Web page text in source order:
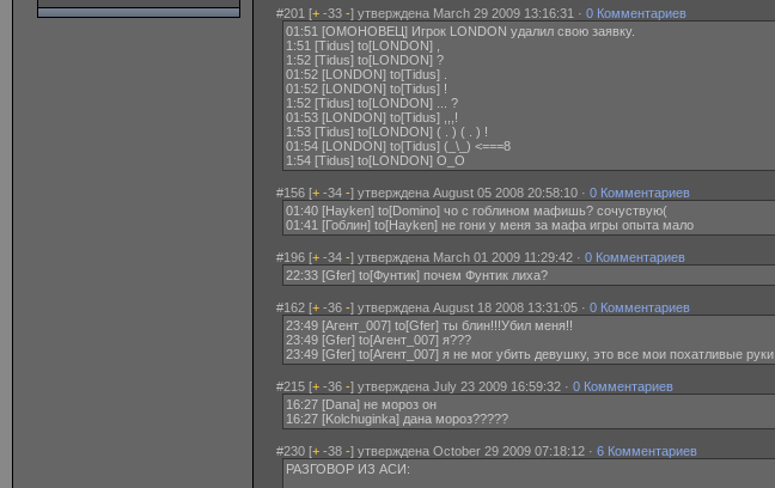
#201 [+ -33 -] утверждена March 29 2009 13:16:31 · 0 Комментариев
01:51 [ОМОНОВЕЦ] Игрок LONDON удалил свою заявку.
1:51 [Tidus] to[LONDON] ,
1:52 [Tidus] to[LONDON] ?
01:52 [LONDON] to[Tidus] .
01:52 [LONDON] to[Tidus] !
1:52 [Tidus] to[LONDON] ... ?
01:53 [LONDON] to[Tidus] ,,,!
1:53 [Tidus] to[LONDON] ( . ) ( . ) !
01:54 [LONDON] to[Tidus] (_\_) <===8
1:54 [Tidus] to[LONDON] O_O
#156 [+ -34 -] утверждена August 05 2008 20:58:10 · 0 Комментариев
01:40 [Hayken] to[Domino] чо с гоблином мафишь? сочуствую(
01:41 [Гоблин] to[Hayken] не гони у меня за мафа игры опыта мало
#196 [+ -34 -] утверждена March 01 2009 11:29:42 · 0 Комментариев
22:33 [Gfer] to[Фунтик] почем Фунтик лиха?
#162 [+ -36 -] утверждена August 18 2008 13:31:05 · 0 Комментариев
23:49 [Агент_007] to[Gfer] ты блин!!!Убил меня!!
23:49 [Gfer] to[Агент_007] я???
23:49 [Gfer] to[Агент_007] я не мог убить девушку, это все мои похатливые руки
#215 [+ -36 -] утверждена July 23 2009 16:59:32 · 0 Комментариев
16:27 [Dana] не мороз он
16:27 [Kolchuginka] дана мороз?????
#230 [+ -38 -] утверждена October 29 2009 07:18:12 · 6 Комментариев
РАЗГОВОР ИЗ АСИ: